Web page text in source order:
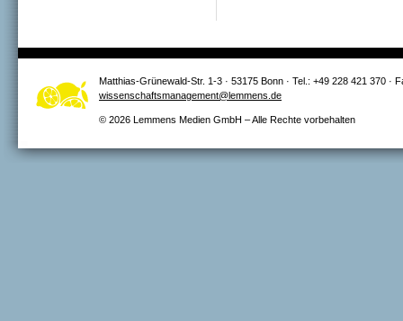
Matthias-Grünewald-Str. 1-3 · 53175 Bonn · Tel.: +49 228 421 370 ·
wissenschaftsmanagement@lemmens.de
© 2026 Lemmens Medien GmbH – Alle Rechte vorbehalten